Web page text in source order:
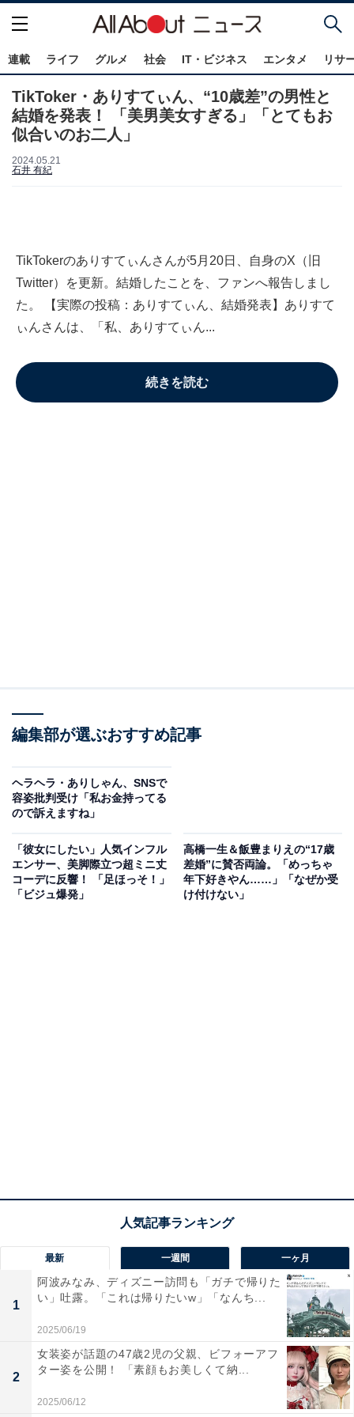
連載 ライフ グルメ 社会 IT・ビジネス エンタメ リサ
TikToker・ありすてぃん、“10歳差”の男性と
結婚を発表！ 「美男美女すぎる」「とてもお
似合いのお二人」
2024.05.21
石井 有紀
TikTokerのありすてぃんさんが5月20日、自身のX（旧
Twitter）を更新。結婚したことを、ファンへ報告しまし
た。 【実際の投稿：ありすてぃん、結婚発表】ありすて
ぃんさんは、「私、ありすてぃん...
続きを読む
編集部が選ぶおすすめ記事
ヘラヘラ・ありしゃん、SNSで
容姿批判受け「私お金持ってる
ので訴えますね」
「彼女にしたい」人気インフル
エンサー、美脚際立つ超ミニ丈
コーデに反響！ 「足ほっそ！」
「ビジュ爆発」
高橋一生＆飯豊まりえの“17歳
差婚”に賛否両論。「めっちゃ
年下好きやん……」「なぜか受
け付けない」
最新 一週間 一ヶ月
1
阿波みなみ、ディズニー訪問も「ガチで帰りた
い」吐露。「これは帰りたいw」「なんち...
2025/06/19
2
女装姿が話題の47歳2児の父親、ビフォーアフ
ター姿を公開！ 「素顔もお美しくて納...
2025/06/12